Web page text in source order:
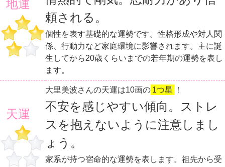
地運
頼される。
個性を表す基礎的な運勢です。性格形成や対人関
係、行動力など家庭環境に影響されます。主に誕
生してから20歳くらいまでの若年期の運勢を表し
ます。
天運
大里美波さんの天運は10画の 1つ星 ！
不安を感じやすい傾向。ストレ
スを抱えないように注意しまし
ょう。
家系が持つ宿命的な運勢を表します。祖先から受